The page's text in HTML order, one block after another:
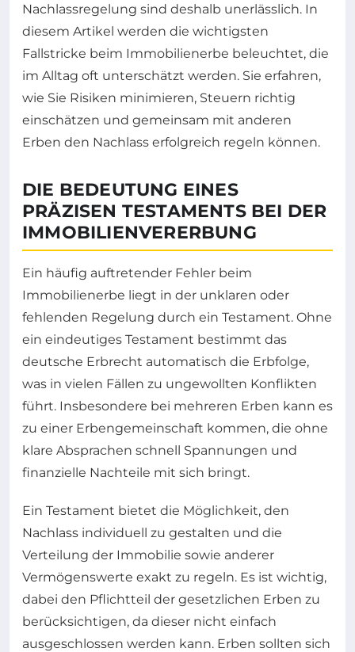
Nachlassregelung sind deshalb unerlässlich. In
diesem Artikel werden die wichtigsten
Fallstricke beim Immobilienerbe beleuchtet, die
im Alltag oft unterschätzt werden. Sie erfahren,
wie Sie Risiken minimieren, Steuern richtig
einschätzen und gemeinsam mit anderen
Erben den Nachlass erfolgreich regeln können.
DIE BEDEUTUNG EINES
PRÄZISEN TESTAMENTS BEI DER
IMMOBILIENVERERBUNG
Ein häufig auftretender Fehler beim
Immobilienerbe liegt in der unklaren oder
fehlenden Regelung durch ein Testament. Ohne
ein eindeutiges Testament bestimmt das
deutsche Erbrecht automatisch die Erbfolge,
was in vielen Fällen zu ungewollten Konflikten
führt. Insbesondere bei mehreren Erben kann es
zu einer Erbengemeinschaft kommen, die ohne
klare Absprachen schnell Spannungen und
finanzielle Nachteile mit sich bringt.
Ein Testament bietet die Möglichkeit, den
Nachlass individuell zu gestalten und die
Verteilung der Immobilie sowie anderer
Vermögenswerte exakt zu regeln. Es ist wichtig,
dabei den Pflichtteil der gesetzlichen Erben zu
berücksichtigen, da dieser nicht einfach
ausgeschlossen werden kann. Erben sollten sich